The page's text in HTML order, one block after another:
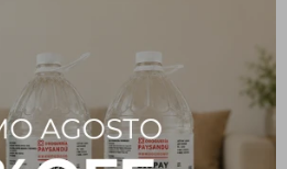
Descripción